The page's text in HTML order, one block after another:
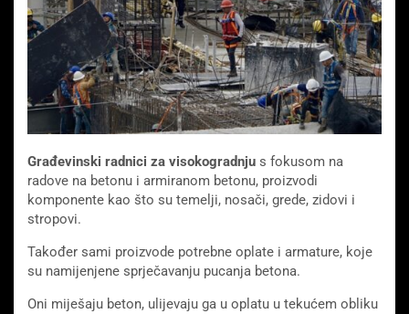
Građevinski radnici za visokogradnju s fokusom na
radove na betonu i armiranom betonu, proizvodi
komponente kao što su temelji, nosači, grede, zidovi i
stropovi.
Također sami proizvode potrebne oplate i armature, koje
su namijenjene sprječavanju pucanja betona.
Oni miješaju beton, ulijevaju ga u oplatu u tekućem obliku